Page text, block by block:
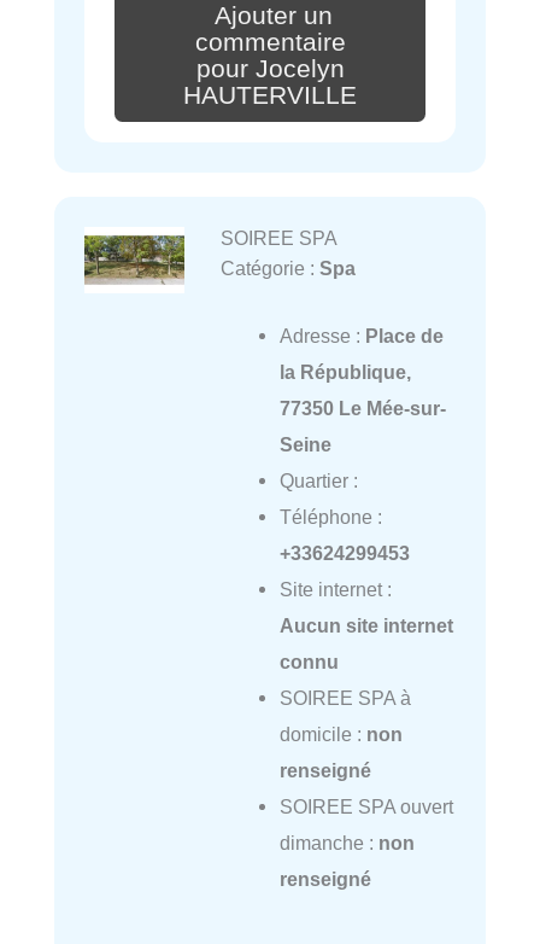
Ajouter un
commentaire
pour Jocelyn
HAUTERVILLE
SOIREE SPA
Catégorie : Spa
Adresse : Place de
la République,
77350 Le Mée-sur-
Seine
Quartier :
Téléphone :
+33624299453
Site internet :
Aucun site internet
connu
SOIREE SPA à
domicile : non
renseigné
SOIREE SPA ouvert
dimanche : non
renseigné